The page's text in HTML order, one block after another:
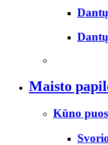
Maisto
Kūno